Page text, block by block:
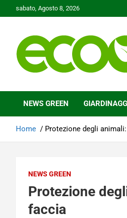
to
sabato, Agosto 8, 2026
Ecoo.it
NEWS GREEN
Home Protezione degli
NEWS GREEN
Protezione
faccia